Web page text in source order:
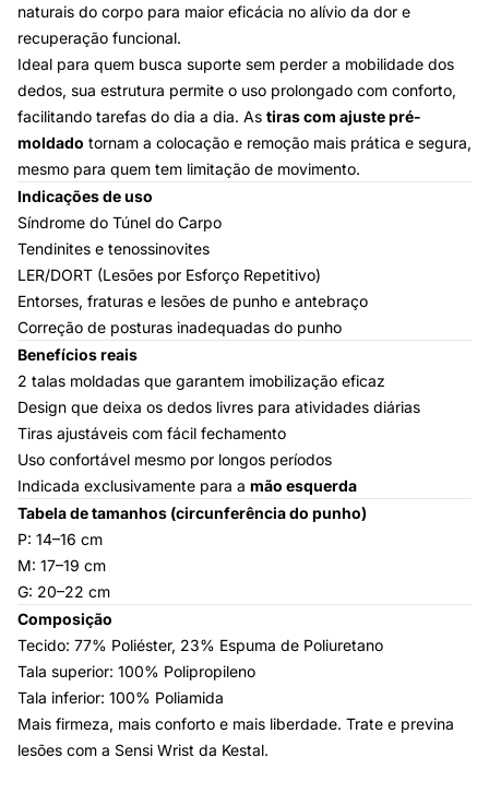
naturais do corpo para maior eficácia no alívio da dor e
recuperação funcional.
Ideal para quem busca suporte sem perder a mobilidade dos
dedos, sua estrutura permite o uso prolongado com conforto,
facilitando tarefas do dia a dia. As tiras com ajuste pré-
moldado tornam a colocação e remoção mais prática e segura,
mesmo para quem tem limitação de movimento.
Indicações de uso
Síndrome do Túnel do Carpo
Tendinites e tenossinovites
LER/DORT (Lesões por Esforço Repetitivo)
Entorses, fraturas e lesões de punho e antebraço
Correção de posturas inadequadas do punho
Benefícios reais
2 talas moldadas que garantem imobilização eficaz
Design que deixa os dedos livres para atividades diárias
Tiras ajustáveis com fácil fechamento
Uso confortável mesmo por longos períodos
Indicada exclusivamente para a mão esquerda
Tabela de tamanhos (circunferência do punho)
P: 14–16 cm
M: 17–19 cm
G: 20–22 cm
Composição
Tecido: 77% Poliéster, 23% Espuma de Poliuretano
Tala superior: 100% Polipropileno
Tala inferior: 100% Poliamida
Mais firmeza, mais conforto e mais liberdade. Trate e previna
lesões com a Sensi Wrist da Kestal.